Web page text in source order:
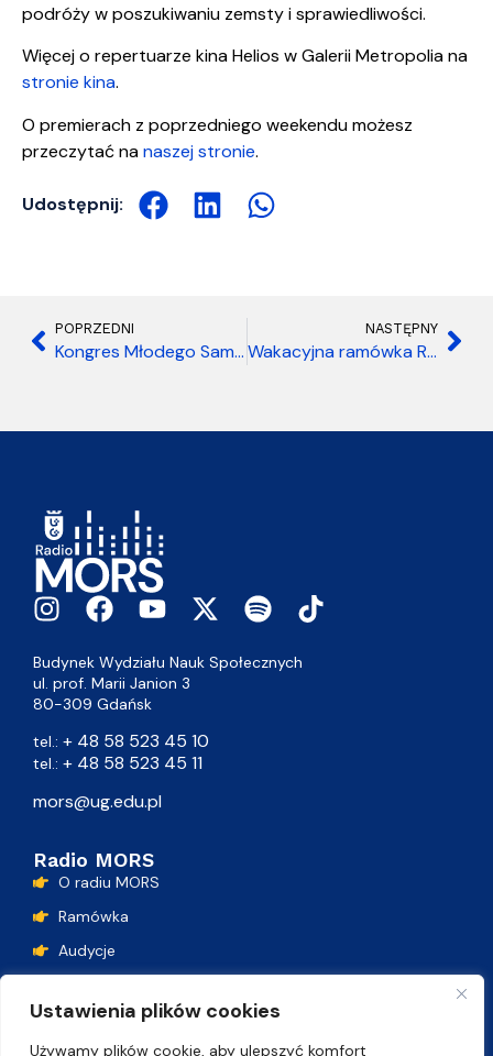
Ustawienia plików cookies
Używamy plików cookie, aby ulepszyć komfort
podróży w poszukiwaniu zemsty i sprawiedliwości.
Więcej o repertuarze kina Helios w Galerii Metropolia na
stronie kina.
O premierach z poprzedniego weekendu możesz
przeczytać nanaszej stronie.
Udostępnij:
POPRZEDNI
Kongres Młodego Samorządu 2026
NASTĘPNY
Wakacyjna ramówka Radia MORS 2026
Budynek Wydziału Nauk Społecznych
ul. prof. Marii Janion 3
80-309 Gdańsk
tel.: + 48 58 523 45 10
tel.: + 48 58 523 45 11
mors@ug.edu.pl
Radio MORS
O radiu MORS
Ramówka
Audycje
Lista przebojów